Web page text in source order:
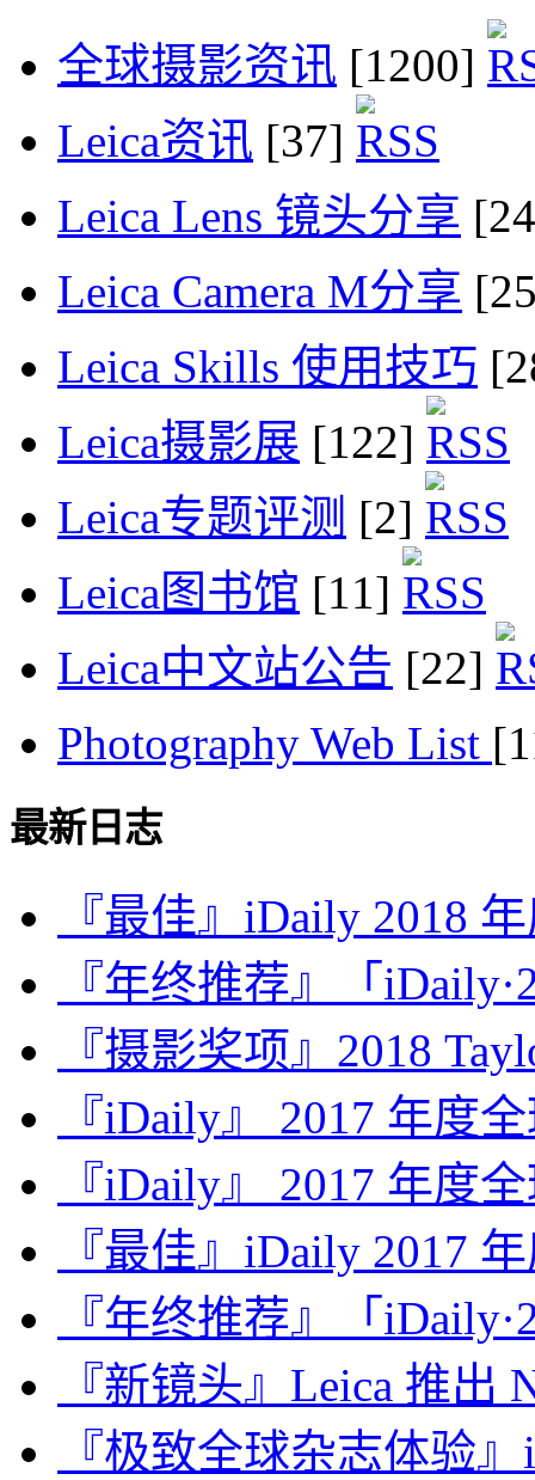
全球摄影资讯 [1200]
Leica资讯 [37]
Leica Lens 镜头分享
Leica Camera M分享
Leica Skills 使用技巧
Leica摄影展 [122]
Leica专题评测 [2]
Leica图书馆 [11]
Leica中文站公告 [22]
Photography Web List
最新日志
『最佳』iDaily 2018
『年终推荐』「
『摄影奖项』2018
『iDaily』 2017 年度
『iDaily』 2017 年度
『最佳』iDaily 2017
『年终推荐』「
『新镜头』Leica 推出
『极致全球杂志体验